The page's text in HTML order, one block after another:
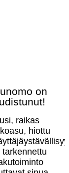
on
raikas
hiottu
tarkennettu